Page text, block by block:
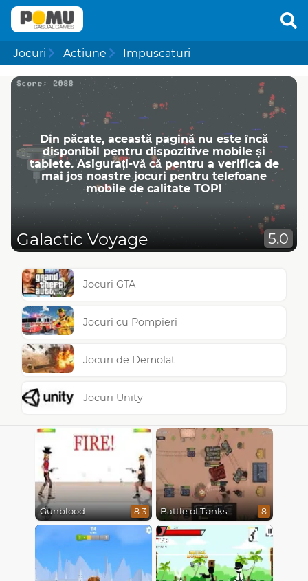
Jocuri Actiune Impuscaturi
Din păcate, această pagină nu este încă
disponibil pentru dispozitive mobile și
tablete. Asigurați-vă că pentru a verifica de
mai jos noastre jocuri pentru telefoane
mobile de calitate TOP!
Galactic Voyage 5.0
Jocuri GTA
Jocuri cu Pompieri
Jocuri de Demolat
Jocuri Unity
Gunblood 8.3 Battle of Tanks 8